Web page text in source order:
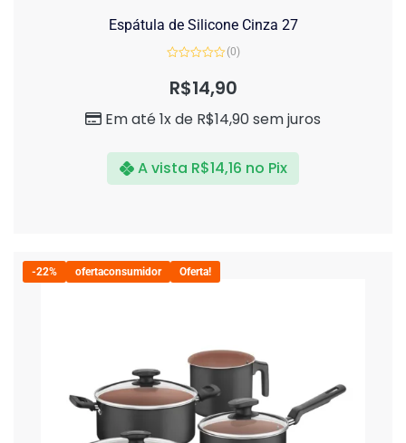
Espátula de Silicone Cinza 27
de
(0)
R$14,90
Em até 1x de R$14,90sem juros
A vista R$14,16 no Pix
-22% ofertaconsumidor Oferta!